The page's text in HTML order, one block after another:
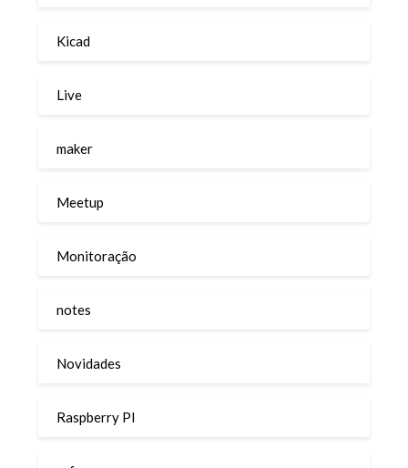
Kicad
Live
maker
Meetup
Monitoração
notes
Novidades
Raspberry PI